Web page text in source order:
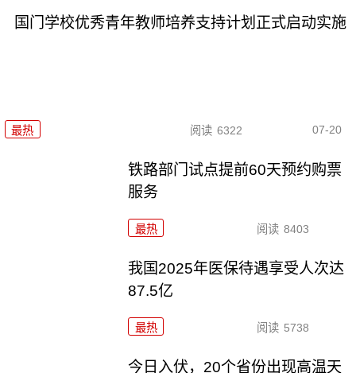
国门学校优秀青年教师培养支持计划正式启动实施
最热 阅读 6322 07-20
铁路部门试点提前60天预约购票
服务
最热 阅读 8403
我国2025年医保待遇享受人次达
87.5亿
最热 阅读 5738
今日入伏，20个省份出现高温天